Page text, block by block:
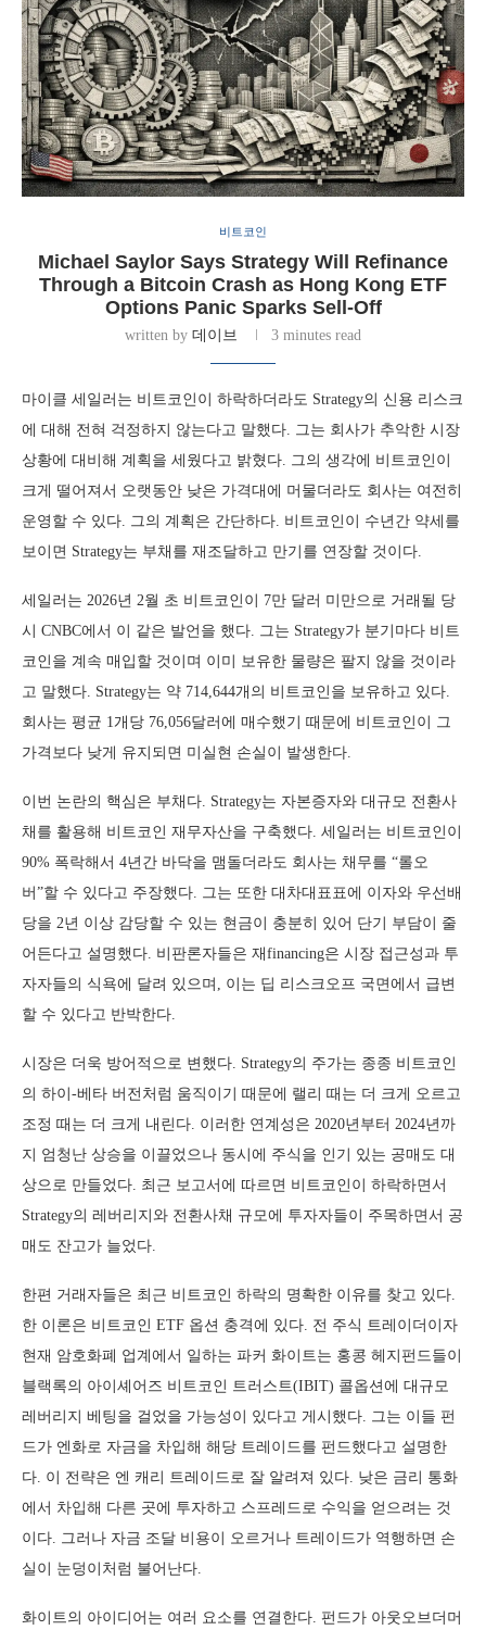
비트코인
Michael Saylor Says Strategy Will Refinance
Through a Bitcoin Crash as Hong Kong ETF
Options Panic Sparks Sell-Off
written by 데이브 3 minutes read
마이클 세일러는 비트코인이 하락하더라도 Strategy의 신용 리스크
에 대해 전혀 걱정하지 않는다고 말했다. 그는 회사가 추악한 시장
상황에 대비해 계획을 세웠다고 밝혔다. 그의 생각에 비트코인이
크게 떨어져서 오랫동안 낮은 가격대에 머물더라도 회사는 여전히
운영할 수 있다. 그의 계획은 간단하다. 비트코인이 수년간 약세를
보이면 Strategy는 부채를 재조달하고 만기를 연장할 것이다.
세일러는 2026년 2월 초 비트코인이 7만 달러 미만으로 거래될 당
시 CNBC에서 이 같은 발언을 했다. 그는 Strategy가 분기마다 비트
코인을 계속 매입할 것이며 이미 보유한 물량은 팔지 않을 것이라
고 말했다. Strategy는 약 714,644개의 비트코인을 보유하고 있다.
회사는 평균 1개당 76,056달러에 매수했기 때문에 비트코인이 그
가격보다 낮게 유지되면 미실현 손실이 발생한다.
이번 논란의 핵심은 부채다. Strategy는 자본증자와 대규모 전환사
채를 활용해 비트코인 재무자산을 구축했다. 세일러는 비트코인이
90% 폭락해서 4년간 바닥을 맴돌더라도 회사는 채무를 “롤오
버”할 수 있다고 주장했다. 그는 또한 대차대표표에 이자와 우선배
당을 2년 이상 감당할 수 있는 현금이 충분히 있어 단기 부담이 줄
어든다고 설명했다. 비판론자들은 재financing은 시장 접근성과 투
자자들의 식욕에 달려 있으며, 이는 딥 리스크오프 국면에서 급변
할 수 있다고 반박한다.
시장은 더욱 방어적으로 변했다. Strategy의 주가는 종종 비트코인
의 하이-베타 버전처럼 움직이기 때문에 랠리 때는 더 크게 오르고
조정 때는 더 크게 내린다. 이러한 연계성은 2020년부터 2024년까
지 엄청난 상승을 이끌었으나 동시에 주식을 인기 있는 공매도 대
상으로 만들었다. 최근 보고서에 따르면 비트코인이 하락하면서
Strategy의 레버리지와 전환사채 규모에 투자자들이 주목하면서 공
매도 잔고가 늘었다.
한편 거래자들은 최근 비트코인 하락의 명확한 이유를 찾고 있다.
한 이론은 비트코인 ETF 옵션 충격에 있다. 전 주식 트레이더이자
현재 암호화폐 업계에서 일하는 파커 화이트는 홍콩 헤지펀드들이
블랙록의 아이셰어즈 비트코인 트러스트(IBIT) 콜옵션에 대규모
레버리지 베팅을 걸었을 가능성이 있다고 게시했다. 그는 이들 펀
드가 엔화로 자금을 차입해 해당 트레이드를 펀드했다고 설명한
다. 이 전략은 엔 캐리 트레이드로 잘 알려져 있다. 낮은 금리 통화
에서 차입해 다른 곳에 투자하고 스프레드로 수익을 얻으려는 것
이다. 그러나 자금 조달 비용이 오르거나 트레이드가 역행하면 손
실이 눈덩이처럼 불어난다.
화이트의 아이디어는 여러 요소를 연결한다. 펀드가 아웃오브더머